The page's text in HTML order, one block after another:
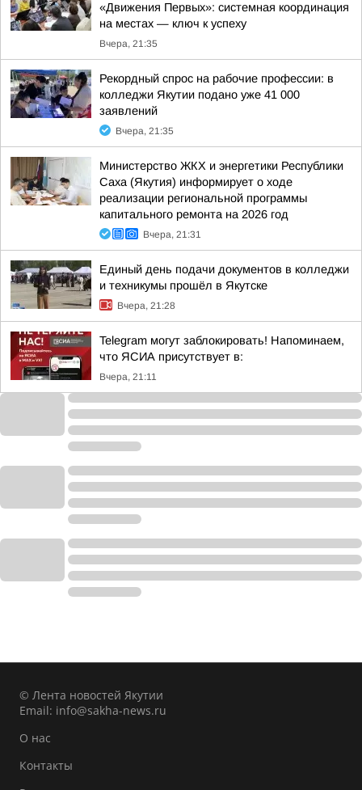
«Движения Первых»: системная координация
на местах — ключ к успеху
Вчера, 21:35
Рекордный спрос на рабочие профессии: в
колледжи Якутии подано уже 41 000
заявлений
Вчера, 21:35
Министерство ЖКХ и энергетики Республики
Саха (Якутия) информирует о ходе
реализации региональной программы
капитального ремонта на 2026 год
Вчера, 21:31
Единый день подачи документов в колледжи
и техникумы прошёл в Якутске
Вчера, 21:28
Telegram могут заблокировать! Напоминаем,
что ЯСИА присутствует в:
Вчера, 21:11
© Лента новостей Якутии
Email: info@sakha-news.ru
О нас
Контакты